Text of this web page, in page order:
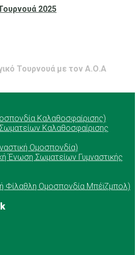
2025
Τουρνουά με τον Α.Ο.Α
Καλαθοσφαίρισης)
Καλαθοσφαίρισης
Ομοσπονδία)
Ένωση Σωματείων Γυμναστικής
Φίλαθλη Ομοσπονδία Μπέϊζμπολ)